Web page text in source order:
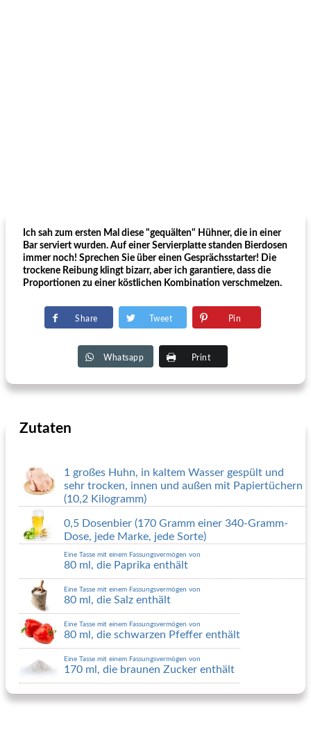
Ich sah zum ersten Mal diese "gequälten" Hühner, die in einer
Bar serviert wurden. Auf einer Servierplatte standen Bierdosen
immer noch! Sprechen Sie über einen Gesprächsstarter! Die
trockene Reibung klingt bizarr, aber ich garantiere, dass die
Proportionen zu einer köstlichen Kombination verschmelzen.
Share Tweet Pin
Whatsapp Print
Zutaten
1 großes Huhn, in kaltem Wasser gespült und
sehr trocken, innen und außen mit Papiertüchern
(10,2 Kilogramm)
0,5 Dosenbier (170 Gramm einer 340-Gramm-
Dose, jede Marke, jede Sorte)
Eine Tasse mit einem Fassungsvermögen von
80 ml, die Paprika enthält
Eine Tasse mit einem Fassungsvermögen von
80 ml, die Salz enthält
Eine Tasse mit einem Fassungsvermögen von
80 ml, die schwarzen Pfeffer enthält
Eine Tasse mit einem Fassungsvermögen von
170 ml, die braunen Zucker enthält